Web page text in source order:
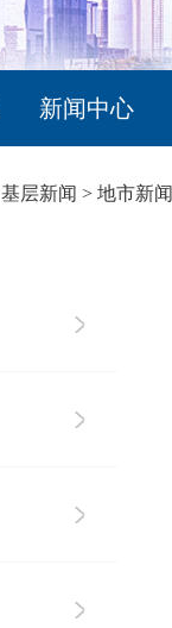
新闻中心
基层新闻 > 地市新闻